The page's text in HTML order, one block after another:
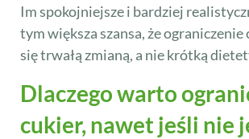
Im spokojniejsze i bardziej
tym większa szansa, że
się trwałą zmianą, a nie krótką
Dlaczego warto
cukier, nawet jeśli nie